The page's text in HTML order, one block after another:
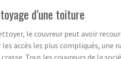
d’une toiture
le couvreur peut avoir
accès les plus compliqués,
Tous les couvreurs de la